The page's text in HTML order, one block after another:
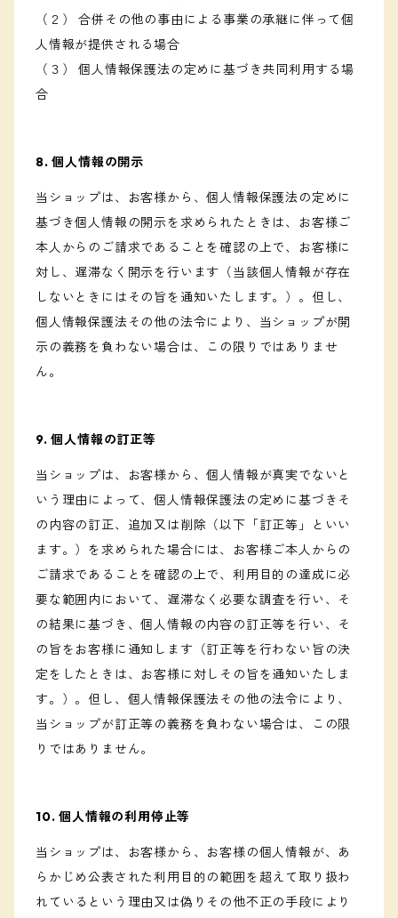
（２） 合併その他の事由による事業の承継に伴って個
人情報が提供される場合
（３） 個人情報保護法の定めに基づき共同利用する場
合
8. 個人情報の開示
当ショップは、お客様から、個人情報保護法の定めに
基づき個人情報の開示を求められたときは、お客様ご
本人からのご請求であることを確認の上で、お客様に
対し、遅滞なく開示を行います（当該個人情報が存在
しないときにはその旨を通知いたします。）。但し、
個人情報保護法その他の法令により、当ショップが開
示の義務を負わない場合は、この限りではありませ
ん。
9. 個人情報の訂正等
当ショップは、お客様から、個人情報が真実でないと
いう理由によって、個人情報保護法の定めに基づきそ
の内容の訂正、追加又は削除（以下「訂正等」といい
ます。）を求められた場合には、お客様ご本人からの
ご請求であることを確認の上で、利用目的の達成に必
要な範囲内において、遅滞なく必要な調査を行い、そ
の結果に基づき、個人情報の内容の訂正等を行い、そ
の旨をお客様に通知します（訂正等を行わない旨の決
定をしたときは、お客様に対しその旨を通知いたしま
す。）。但し、個人情報保護法その他の法令により、
当ショップが訂正等の義務を負わない場合は、この限
りではありません。
10. 個人情報の利用停止等
当ショップは、お客様から、お客様の個人情報が、あ
らかじめ公表された利用目的の範囲を超えて取り扱わ
れているという理由又は偽りその他不正の手段により